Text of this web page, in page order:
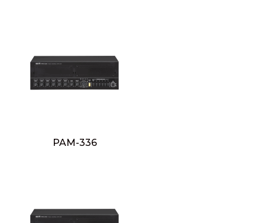
PAM-336